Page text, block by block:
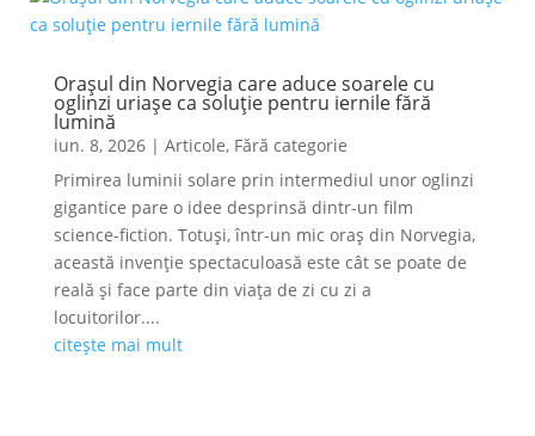
Orașul din Norvegia care aduce soarele cu
oglinzi uriașe ca soluție pentru iernile fără
lumină
iun. 8, 2026| Articole, Fără categorie
Primirea luminii solare prin intermediul unor oglinzi
gigantice pare o idee desprinsă dintr-un film
science-fiction. Totuși, într-un mic oraș din Norvegia,
această invenție spectaculoasă este cât se poate de
reală și face parte din viața de zi cu zi a
locuitorilor....
citește mai mult